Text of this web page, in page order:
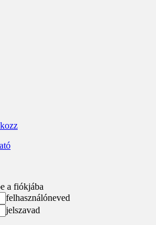
a fiókjába
felhasználóneved
jelszavad